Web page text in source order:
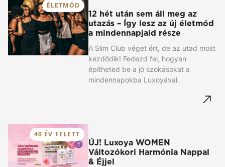
ÉLETMÓD
12 hét után sem áll meg az
utazás – Így lesz az új életmód
a mindennapjaid része
A Slim Club véget ért, de az utad most
kezdődik! Fedezd fel, hogyan
építheted be a jó szokásokat a
mindennapokba Luxoyával.
40 ÉV FELETT
ÚJ! Luxoya WOMEN
Változókori Harmónia Nappal
& Éjjel